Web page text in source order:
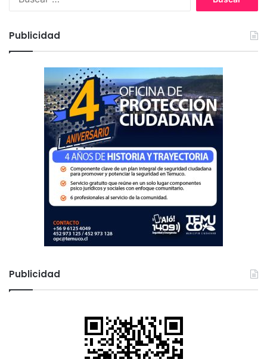
a
a
:
Publicidad
Publicidad